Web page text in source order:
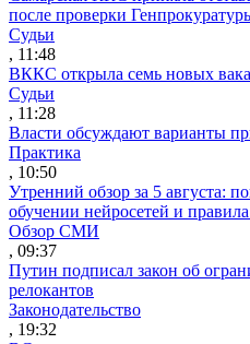
после проверки
Судьи
, 11:48
ВККС открыла семь новых
Судьи
, 11:28
Власти обсуждают варианты
Практика
, 10:50
Утренний обзор за 5 августа:
обучении нейросетей и
Обзор СМИ
, 09:37
Путин подписал закон об
релокантов
Законодательство
, 19:32